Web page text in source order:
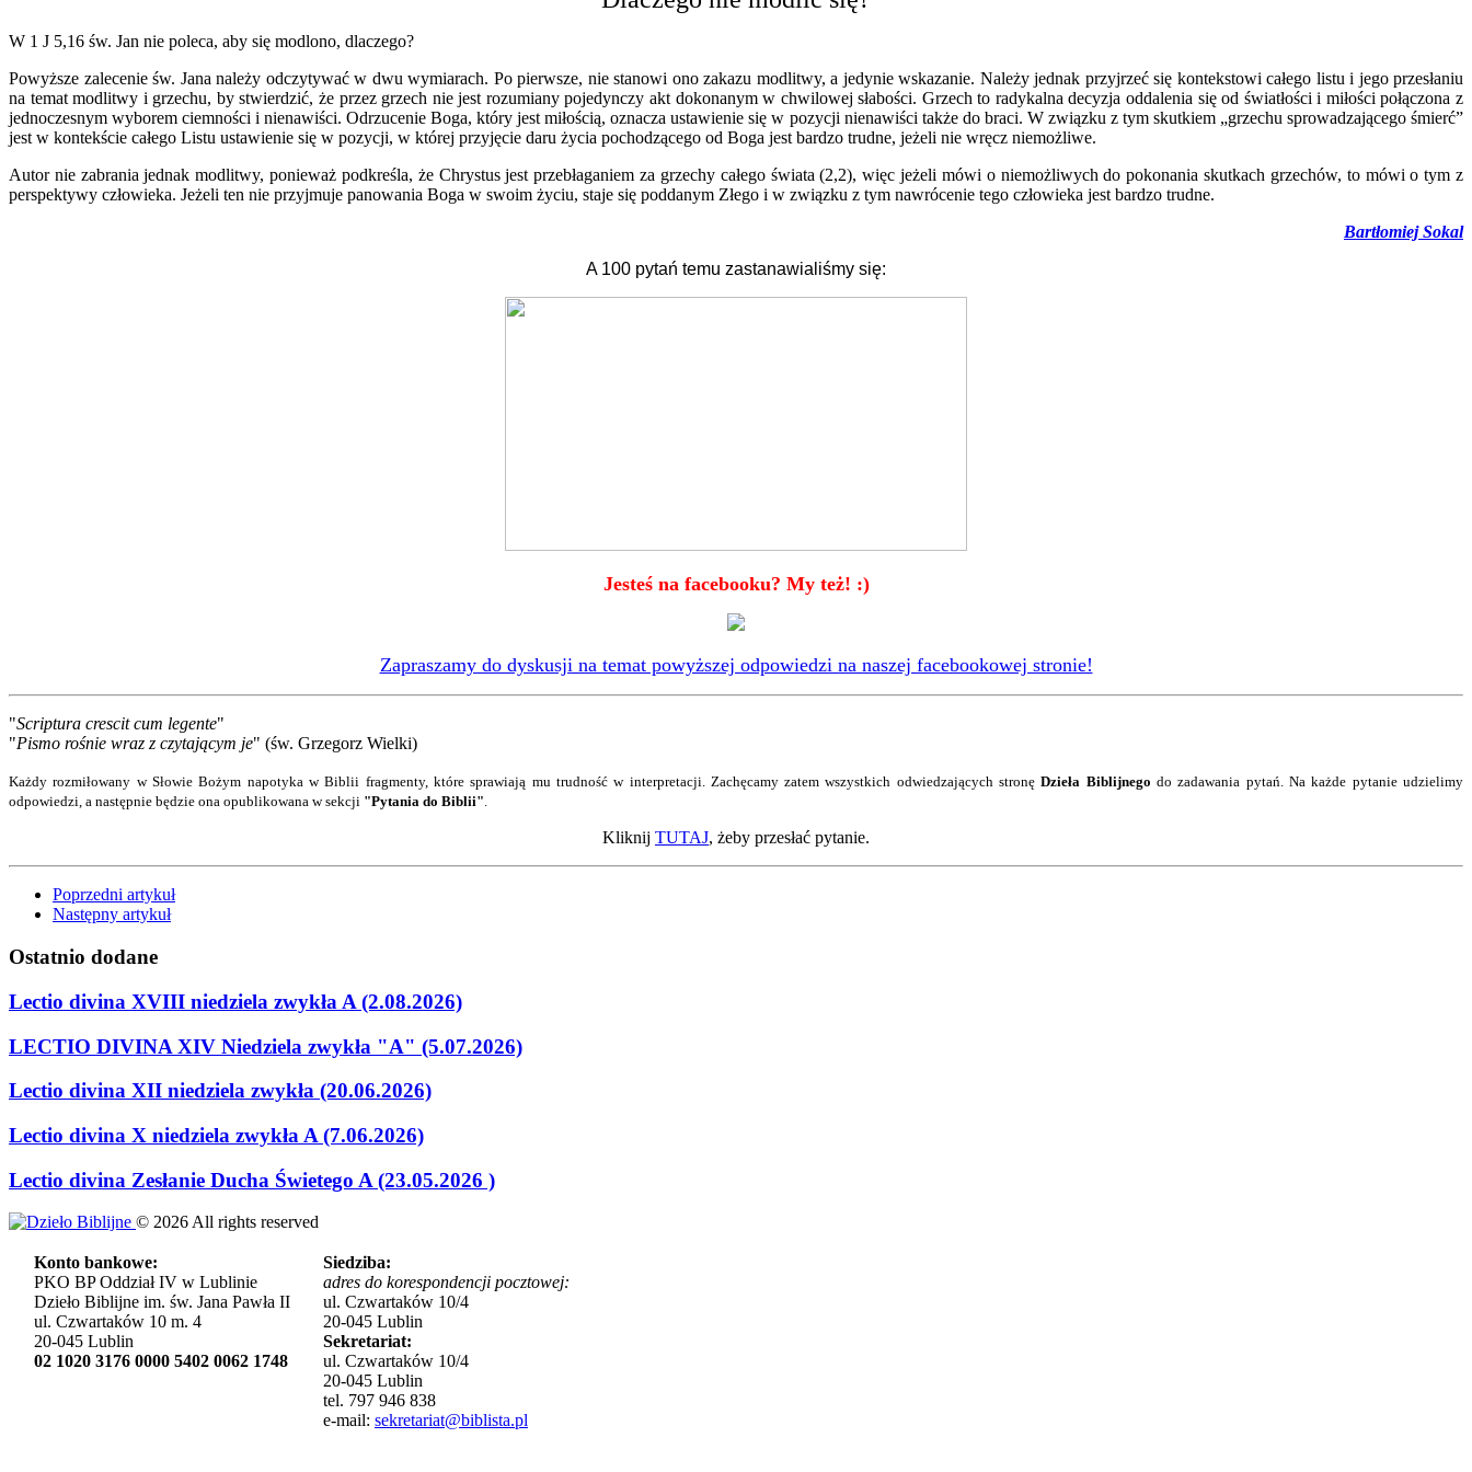
W 1 J 5,16 św. Jan nie poleca, aby się modlono, dlaczego?
Powyższe zalecenie św. Jana należy odczytywać w dwu wymiarach. Po pierwsze, nie stanowi ono zakazu modlitwy, a jedynie wskazanie. Należy jednak przyjrzeć się kontekstowi całego listu i jego przesłaniu
na temat modlitwy i grzechu, by stwierdzić, że przez grzech nie jest rozumiany pojedynczy akt dokonanym w chwilowej słabości. Grzech to radykalna decyzja oddalenia się od światłości i miłości połączona z
jednoczesnym wyborem ciemności i nienawiści. Odrzucenie Boga, który jest miłością, oznacza ustawienie się w pozycji nienawiści także do braci. W związku z tym skutkiem „grzechu sprowadzającego śmierć”
jest w kontekście całego Listu ustawienie się w pozycji, w której przyjęcie daru życia pochodzącego od Boga jest bardzo trudne, jeżeli nie wręcz niemożliwe.
Autor nie zabrania jednak modlitwy, ponieważ podkreśla, że Chrystus jest przebłaganiem za grzechy całego świata (2,2), więc jeżeli mówi o niemożliwych do pokonania skutkach grzechów, to mówi o tym z
perspektywy człowieka. Jeżeli ten nie przyjmuje panowania Boga w swoim życiu, staje się poddanym Złego i w związku z tym nawrócenie tego człowieka jest bardzo trudne.
Bartłomiej Sokal
A 100 pytań temu zastanawialiśmy się:
Jesteś na facebooku? My też! :)
Zapraszamy do dyskusji na temat powyższej odpowiedzi na naszej facebookowej stronie!
"Scriptura crescit cum legente"
"Pismo rośnie wraz z czytającym je" (św. Grzegorz Wielki)
Każdy rozmiłowany w Słowie Bożym napotyka w Biblii fragmenty, które sprawiają mu trudność w interpretacji. Zachęcamy zatem wszystkich odwiedzających stronęDzieła Biblijnego do zadawania pytań. Na każde pytanieudzielimy
odpowiedzi, a następnie będzie ona opublikowana w sekcji "Pytania do Biblii".
Kliknij TUTAJ, żeby przesłać pytanie.
Poprzedni artykuł
Następny artykuł
Ostatnio dodane
Lectio divina XVIII niedziela zwykła A (2.08.2026)
LECTIO DIVINA XIV Niedziela zwykła "A" (5.07.2026)
Lectio divina XII niedziela zwykła (20.06.2026)
Lectio divina X niedziela zwykła A (7.06.2026)
Lectio divina Zesłanie Ducha Świetego A (23.05.2026 )
© 2026All rights reserved
Konto bankowe:
PKO BP Oddział IV w Lublinie
Dzieło Biblijne im. św. Jana Pawła II
ul. Czwartaków 10 m. 4
20-045 Lublin
02 1020 3176 0000 5402 0062 1748
Siedziba:
adres do korespondencji pocztowej:
ul. Czwartaków 10/4
20-045 Lublin
Sekretariat:
ul. Czwartaków 10/4
20-045 Lublin
tel. 797 946 838
e-mail: sekretariat@biblista.pl